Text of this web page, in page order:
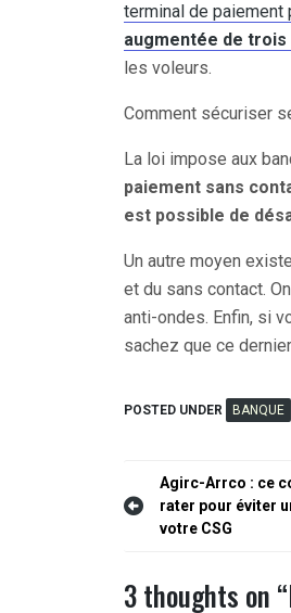
terminal de paiement
augmentée de
les voleurs.
Comment sécuriser
La loi impose aux
paiement sans
est possible de
Un autre moyen existe
et du sans contact.
anti-ondes. Enfin, si
sachez que ce
POSTED UNDER BANQUE
Navigation
de
Agirc-Arrco : ce
rater pour éviter
votre CSG
3 thoughts on “